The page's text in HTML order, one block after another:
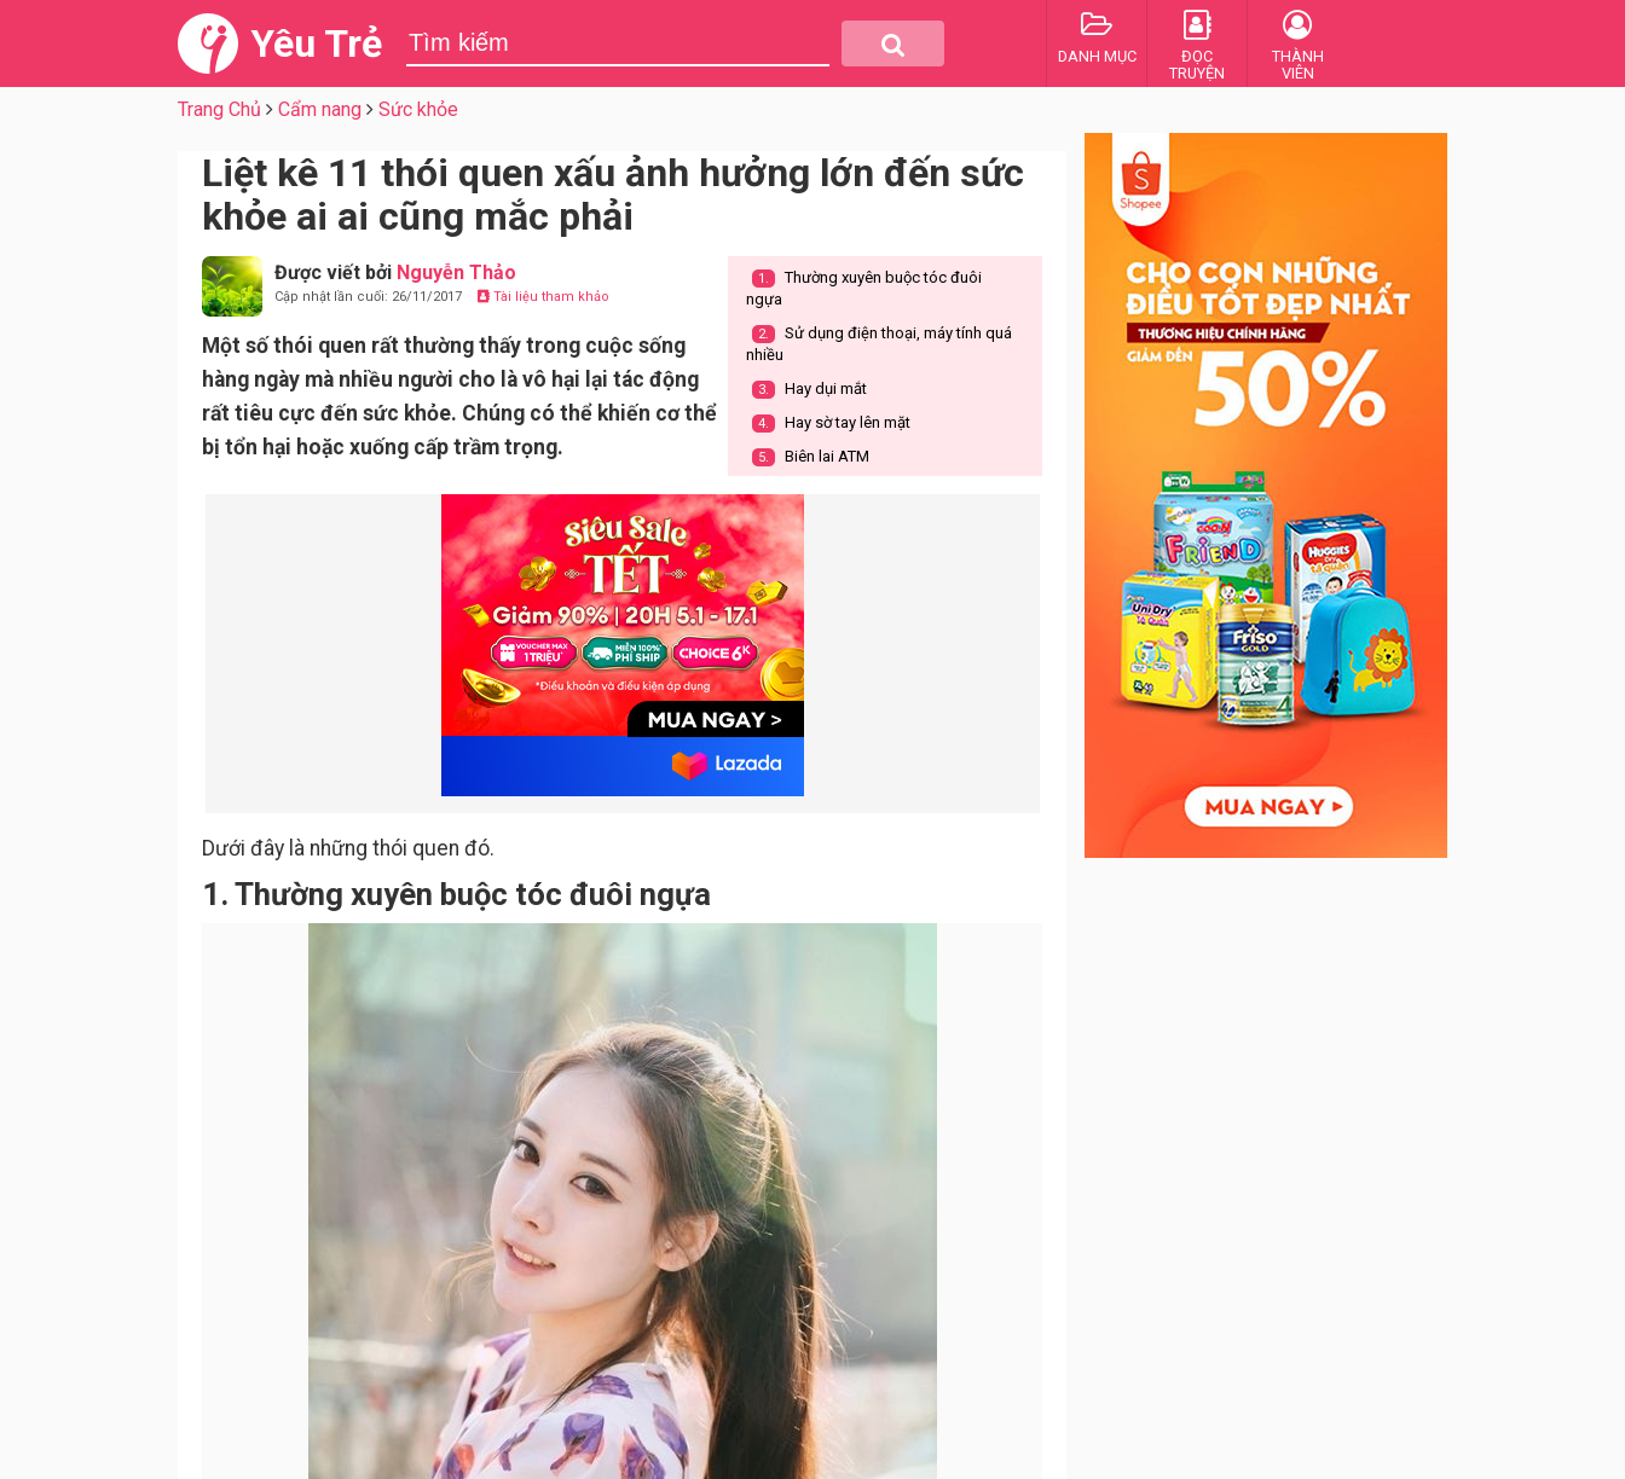
Yêu Trẻ DANH MỤC
ĐỌC
TRUYỆN
THÀNH
VIÊN
Trang Chủ Cẩm nang Sức khỏe
Liệt kê 11 thói quen xấu ảnh hưởng lớn đến sức
khỏe ai ai cũng mắc phải
Được viết bởi Nguyễn Thảo
Cập nhật lần cuối: 26/11/2017 Tài liệu tham khảo
Một số thói quen rất thường thấy trong cuộc sống
hàng ngày mà nhiều người cho là vô hại lại tác động
rất tiêu cực đến sức khỏe. Chúng có thể khiến cơ thể
bị tổn hại hoặc xuống cấp trầm trọng.
1.
Thường xuyên buộc tóc đuôi
ngựa
2.
Sử dụng điện thoại, máy tính quá
nhiều
3. Hay dụi mắt
4. Hay sờ tay lên mặt
5. Biên lai ATM
6.
Thường xuyên nhịn tiểu tiện, đại
tiện
7. Đánh răng ngay sau khi ăn
8. Nhịn hắt hơi
9. Ôm mối hận thù trong lòng
10. Trùm chăn khi ngủ
11. Che giấu cảm xúc thật
Dưới đây là những thói quen đó.
1. Thường xuyên buộc tóc đuôi ngựa